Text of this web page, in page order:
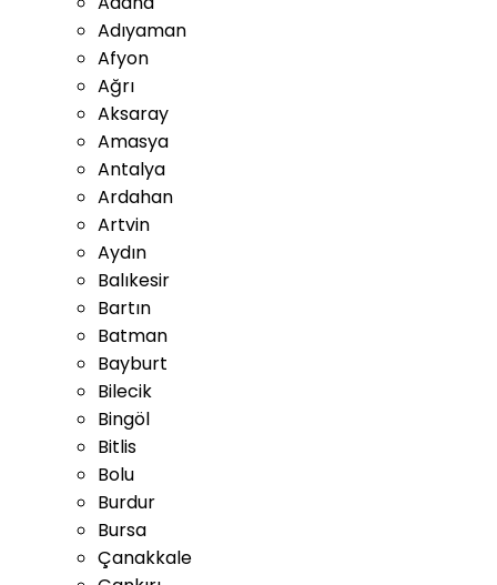
Adıyaman
Afyon
Ağrı
Aksaray
Amasya
Antalya
Ardahan
Artvin
Aydın
Balıkesir
Bartın
Batman
Bayburt
Bilecik
Bingöl
Bitlis
Bolu
Burdur
Bursa
Çanakkale